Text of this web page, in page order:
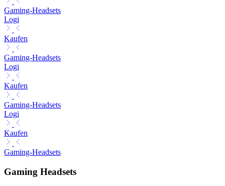
Gaming-Headsets
Logi
Kaufen
Gaming-Headsets
Logi
Kaufen
Gaming-Headsets
Logi
Kaufen
Gaming-Headsets
Gaming Headsets